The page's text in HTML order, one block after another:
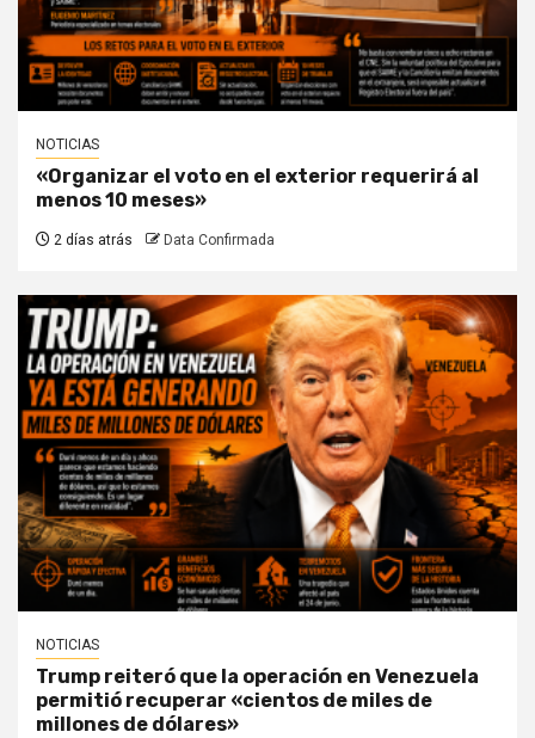
NOTICIAS
«Organizar el voto en el exterior requerirá al
menos 10 meses»
2 días atrás Data Confirmada
NOTICIAS
Trump reiteró que la operación en Venezuela
permitió recuperar «cientos de miles de
millones de dólares»